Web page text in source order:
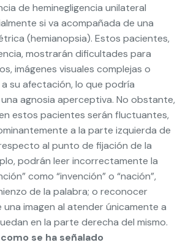
de heminegligencia unilateral
si va acompañada de una
(hemianopsia). Estos pacientes,
mostrarán dificultades para
imágenes visuales complejas o
su afectación, lo que podría
agnosia aperceptiva. No obstante,
estos pacientes serán fluctuantes,
a la parte izquierda de
al punto de fijación de la
podrán leer incorrectamente la
como “invención” o “nación”,
de la palabra; o reconocer
imagen al atender únicamente a
en la parte derecha del mismo.
se ha señalado